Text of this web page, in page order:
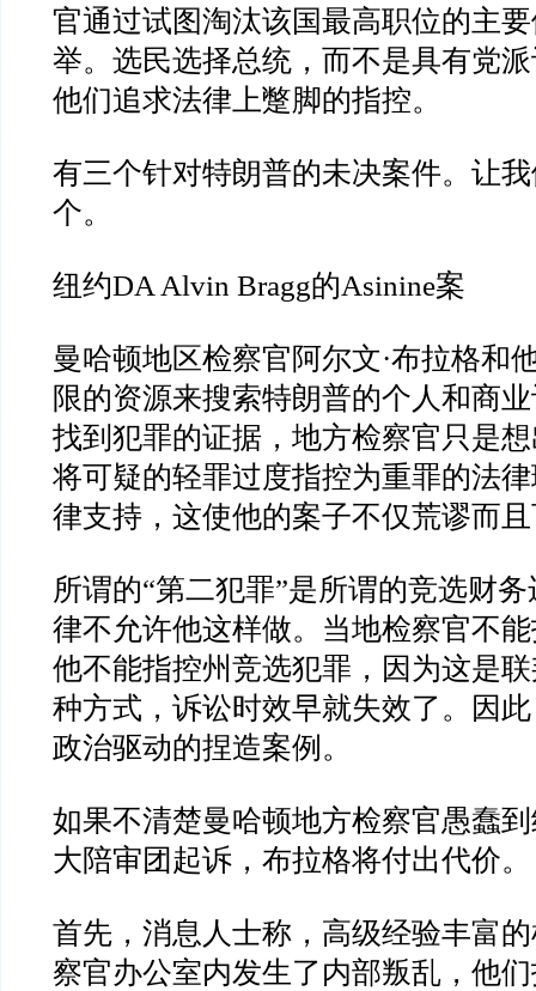
官通过试图淘汰该国最高职位的主
举。选民选择总统，而不是具有党
他们追求法律上蹩脚的指控。
有三个针对特朗普的未决案件。让
个。
纽约DA Alvin Bragg的Asinine案
曼哈顿地区检察官阿尔文·布拉格和
限的资源来搜索特朗普的个人和商
找到犯罪的证据，地方检察官只是
将可疑的轻罪过度指控为重罪的法
律支持，这使他的案子不仅荒谬而
所谓的“第二犯罪”是所谓的竞选财
律不允许他这样做。当地检察官不
他不能指控州竞选犯罪，因为这是
种方式，诉讼时效早就失效了。因
政治驱动的捏造案例。
如果不清楚曼哈顿地方检察官愚蠢
大陪审团起诉，布拉格将付出代价。
首先，消息人士称，高级经验丰富
察官办公室内发生了内部叛乱，他